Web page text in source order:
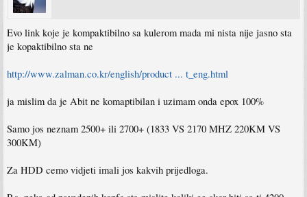
Evo link koje je kompaktibilno sa kulerom mada mi nista nije jasno sta
je kopaktibilno sta ne
http://www.zalman.co.kr/english/product ... t_eng.html
ja mislim da je Abit ne komaptibilan i uzimam onda epox 100%
Samo jos neznam 2500+ ili 2700+ (1833 VS 2170 MHZ 220KM VS
300KM)
Za HDD cemo vidjeti imali jos kakvih prijedloga.